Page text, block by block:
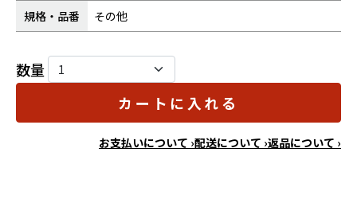
規格・品番
その他
数量
カートに入れる
お支払いについて ›配送について ›返品について ›